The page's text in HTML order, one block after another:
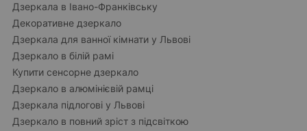
Дзеркала в Івано-Франківську
Декоративне дзеркало
Дзеркала для ванної кімнати у Львові
Дзеркало в білій рамі
Купити сенсорне дзеркало
Дзеркало в алюмінієвій рамці
Дзеркала підлогові у Львові
Дзеркало в повний зріст з підсвіткою